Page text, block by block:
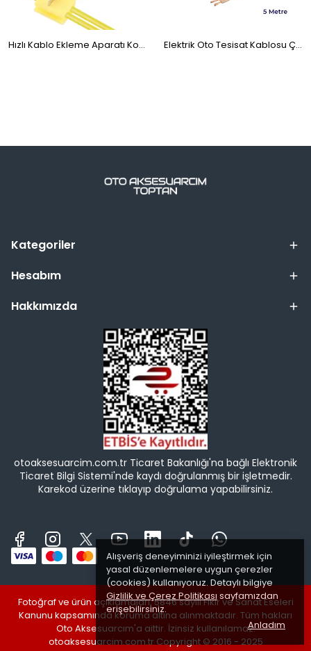
Alışveriş deneyiminizi iyileştirmek için
yasal düzenlemelere uygun çerezler
(cookies) kullanıyoruz. Detaylı bilgiye
Gizlilik ve Çerez Politikası sayfamızdan
erişebilirsiniz.
Anladım
Hızlı Kablo Ekleme Aparatı Konnektör Klips Klemens Sarı 10'lu Elektrik Oto Tesisat Kablosu Çiftli Bitişik Kordon Saf Bakır 2x0.75mm 5 Metre Şeffaf
Kategoriler
Hesabım
Hakkımızda
otoaksesuarcim.com.tr Ticaret Bakanlığı'na bağlı Elektronik
Ticaret Bilgi Sistemi'nde kaydı doğrulanmış bir işletmedir.
Karekod üzerine tıklayıp doğrulama yapabilirsiniz.
Fotoğraf ve ürün açıklamaları, 5846 sayılı Fikir ve Sanat Eseleri
Kanunu kapsamında koruma altına alınmaktadır. Tüm hakları
Oto Aksesuarcım'a aittir. İzinsiz kullanılamaz.
otoaksesuarcim.com.tr Copyright © 2016 - 2025